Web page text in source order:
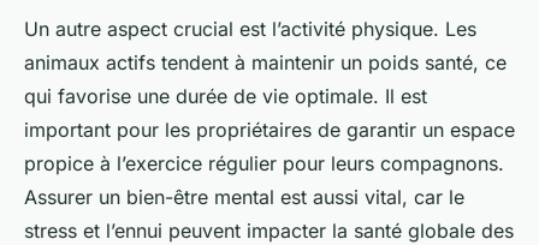
Un autre aspect crucial est l’activité physique. Les
animaux actifs tendent à maintenir un poids santé, ce
qui favorise une durée de vie optimale. Il est
important pour les propriétaires de garantir un espace
propice à l’exercice régulier pour leurs compagnons.
Assurer un bien-être mental est aussi vital, car le
stress et l’ennui peuvent impacter la santé globale des